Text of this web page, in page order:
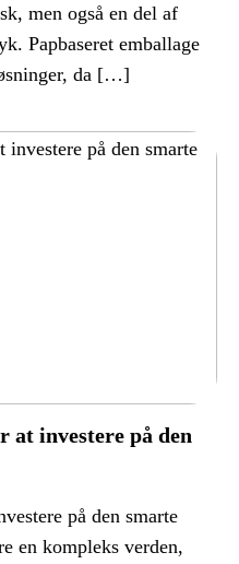
men også en del af
Papbaseret emballage
da […]
at investere på den
på den smarte
en kompleks verden,